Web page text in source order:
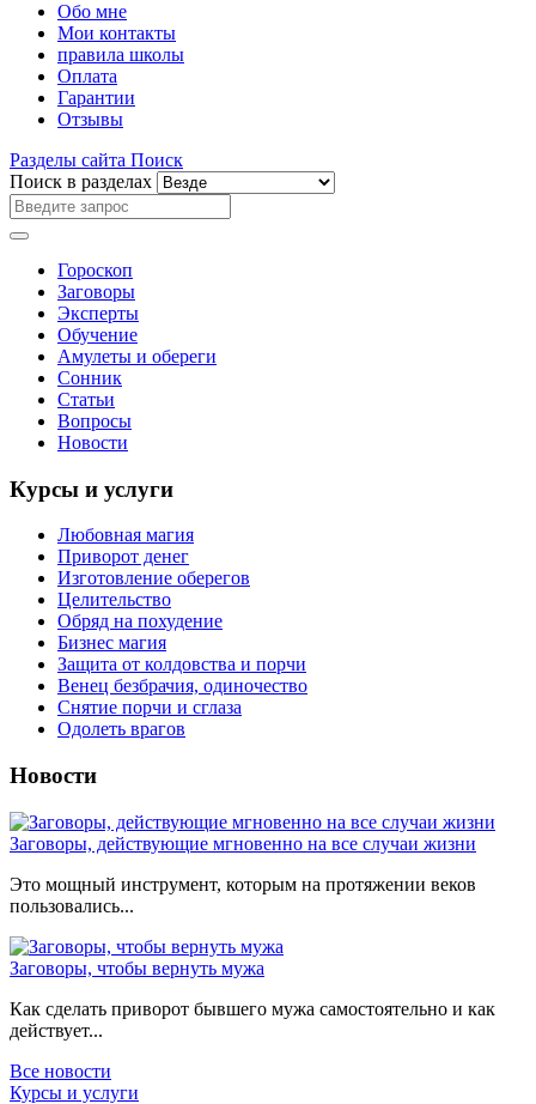
Обо мне
Мои контакты
правила школы
Оплата
Гарантии
Отзывы
Разделы сайта Поиск
Поиск в разделах
Гороскоп
Заговоры
Эксперты
Обучение
Амулеты и обереги
Сонник
Статьи
Вопросы
Новости
Курсы и услуги
Любовная магия
Приворот денег
Изготовление оберегов
Целительство
Обряд на похудение
Бизнес магия
Защита от колдовства и порчи
Венец безбрачия, одиночество
Снятие порчи и сглаза
Одолеть врагов
Новости
Заговоры, действующие мгновенно на все случаи жизни
Это мощный инструмент, которым на протяжении веков
пользовались...
Заговоры, чтобы вернуть мужа
Как сделать приворот бывшего мужа самостоятельно и как
действует...
Все новости
Курсы и услуги